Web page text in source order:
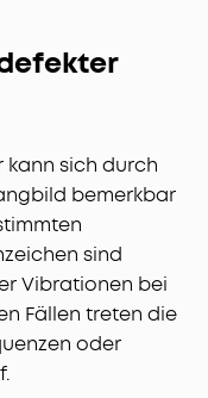
kann sich durch
bemerkbar
sind
Vibrationen bei
Fällen treten die
oder